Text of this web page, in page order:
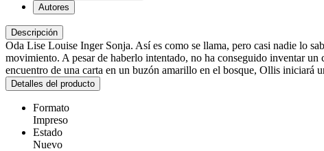
Autores
Descripción
Oda Lise Louise Inger Sonja. Así es como se llama, pero casi nadie lo
movimiento. A pesar de haberlo intentado, no ha conseguido inventar
encuentro de una carta en un buzón amarillo en el bosque, Ollis iniciará
Detalles del producto
Formato
Impreso
Estado
Nuevo